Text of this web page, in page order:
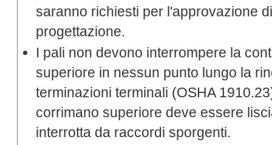
saranno richiesti per l'approvazione
progettazione.
I pali non devono interrompere la
superiore in nessun punto lungo la
terminazioni terminali (OSHA
corrimano superiore deve essere
interrotta da raccordi sporgenti.